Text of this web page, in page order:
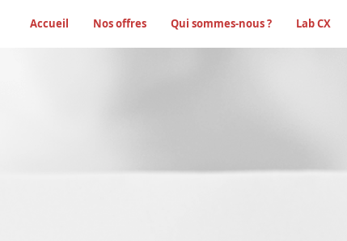
Accueil Nos offres Qui sommes-nous ? Lab CX